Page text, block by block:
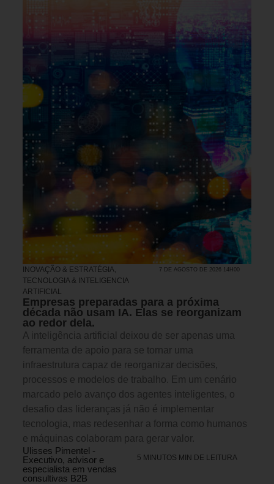
INOVAÇÃO & ESTRATÉGIA
TECNOLOGIA & INTELIGENCIA
ARTIFICIAL
7 DE AGOSTO DE 2026 14H00
Empresas preparadas para a próxima
década não usam IA. Elas se reorganizam
ao redor dela.
A inteligência artificial deixou de ser apenas uma
ferramenta de apoio para se tornar uma
infraestrutura capaz de reorganizar decisões,
processos e modelos de trabalho. Em um cenário
marcado pelo avanço dos agentes inteligentes, o
desafio das lideranças já não é implementar
tecnologia, mas redesenhar a forma como humanos
e máquinas colaboram para gerar valor.
Ulisses Pimentel -
Executivo, advisor e
especialista em vendas
consultivas B2B
5 MINUTOS MIN DE LEITURA